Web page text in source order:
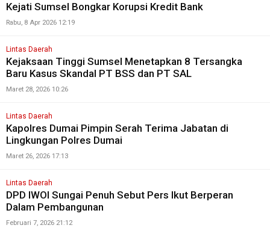
Kejati Sumsel Bongkar Korupsi Kredit Bank
Rabu, 8 Apr 2026 12:19
Lintas Daerah
Kejaksaan Tinggi Sumsel Menetapkan 8 Tersangka
Baru Kasus Skandal PT BSS dan PT SAL
Maret 28, 2026 10:26
Lintas Daerah
Kapolres Dumai Pimpin Serah Terima Jabatan di
Lingkungan Polres Dumai
Maret 26, 2026 17:13
Lintas Daerah
DPD IWOI Sungai Penuh Sebut Pers Ikut Berperan
Dalam Pembangunan
Februari 7, 2026 21:12